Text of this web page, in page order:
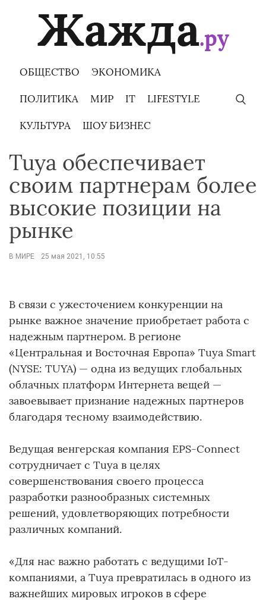
ОБЩЕСТВО ЭКОНОМИКА
ПОЛИТИКА МИР IT LIFESTYLE
КУЛЬТУРА ШОУ БИЗНЕС
Tuya обеспечивает
своим партнерам более
высокие позиции на
рынке
В МИРЕ 25 мая 2021, 10:55
В связи с ужесточением конкуренции на
рынке важное значение приобретает работа с
надежным партнером. В регионе
«Центральная и Восточная Европа» Tuya Smart
(NYSE: TUYA) — одна из ведущих глобальных
облачных платформ Интернета вещей —
завоевывает признание надежных партнеров
благодаря тесному взаимодействию.
Ведущая венгерская компания EPS-Connect
сотрудничает с Tuya в целях
совершенствования своего процесса
разработки разнообразных системных
решений, удовлетворяющих потребности
различных компаний.
«Для нас важно работать с ведущими IoT-
компаниями, а Tuya превратилась в одного из
важнейших мировых игроков в сфере